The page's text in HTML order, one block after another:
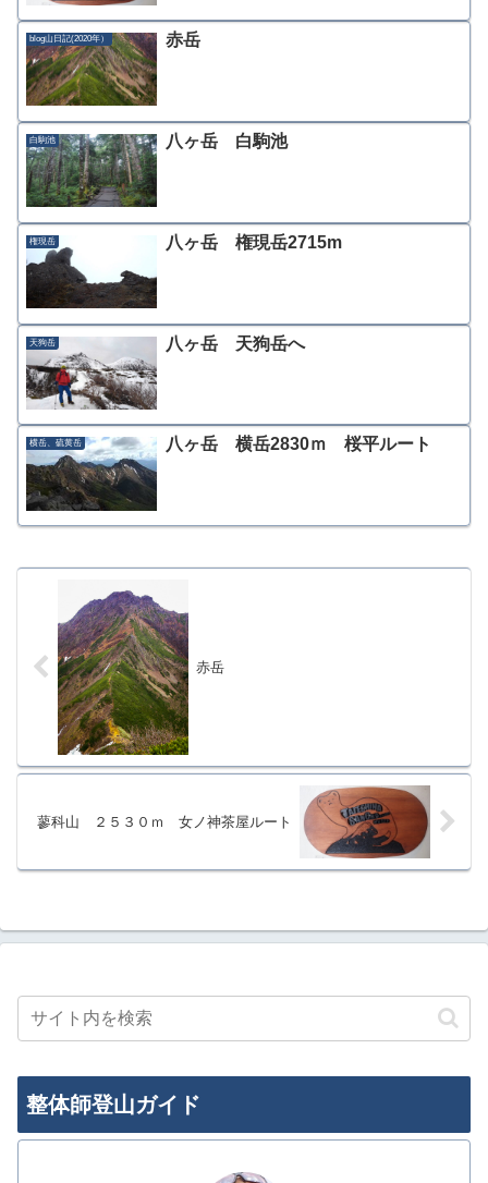
blog山日記(2020年） 赤岳
白駒池 八ヶ岳 白駒池
権現岳 八ヶ岳 権現岳2715m
天狗岳 八ヶ岳 天狗岳へ
横岳、硫黄岳 八ヶ岳 横岳2830ｍ 桜平ルート
赤岳
蓼科山 ２５３０ｍ 女ノ神茶屋ルート
整体師登山ガイド